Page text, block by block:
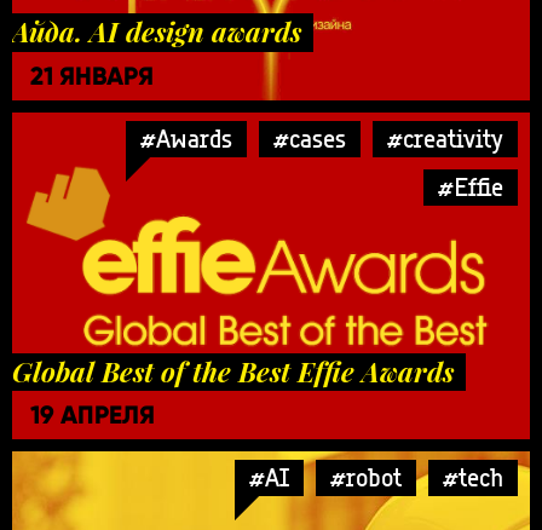
Айда. AI design awards
21 ЯНВАРЯ
#Awards #cases
#creativity
#Effie
Global Best of the Best Effie Awards
19 АПРЕЛЯ
#AI #robot #tech